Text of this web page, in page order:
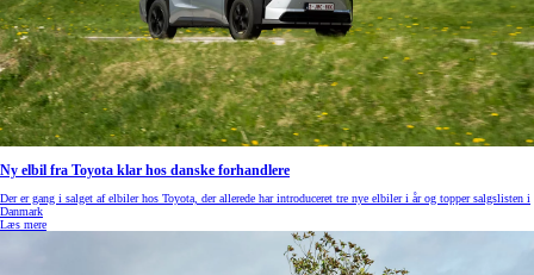
Ny elbil fra Toyota klar hos danske forhandlere
Der er gang i salget af elbiler hos Toyota, der allerede har introduceret tre nye elbiler i år og topper salgslisten i
Danmark
Læs mere